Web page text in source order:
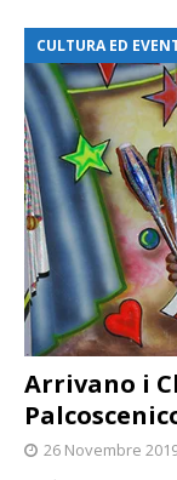
CULTURA ED
Arrivano i
26 Novembre